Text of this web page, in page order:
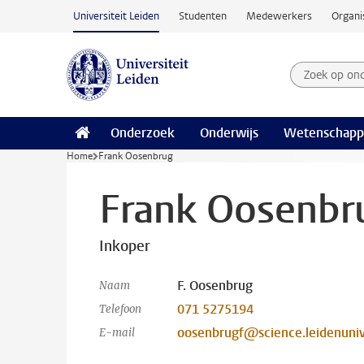
Ga naar hoofdinhoud
Universiteit Leiden Studenten Medewerkers
Zoek op
Zoekterm
Onderzoek Onderwijs
Home Frank Oosenbrug
Frank
Inkoper
Naam F. Oosenbrug
Telefoon 071 5275194
E-mail